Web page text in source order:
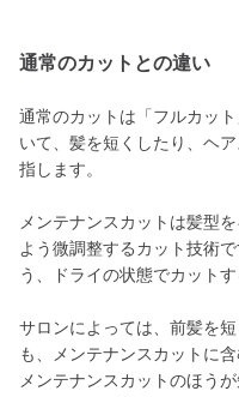
通常のカットとの違い
通常のカットは「フルカッ
いて、髪を短くしたり、ヘ
指します。
メンテナンスカットは髪型
よう微調整するカット技術
う、ドライの状態でカット
サロンによっては、前髪を
も、メンテナンスカットに
メンテナンスカットのほう